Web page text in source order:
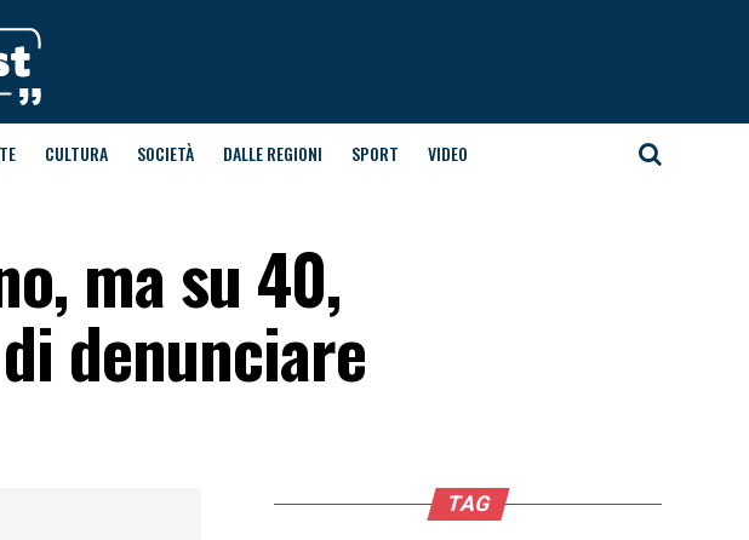
CULTURA SOCIETÀ DALLE REGIONI SPORT VIDEO
ma su 40,
denunciare
TAG